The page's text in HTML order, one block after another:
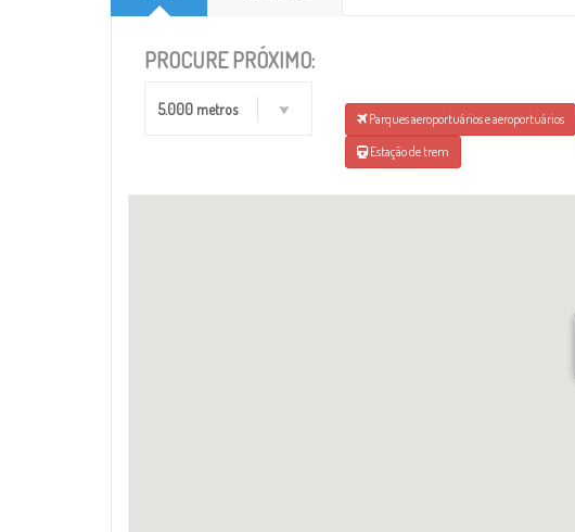
PROCURE PRÓXIMO:
5.000 metros
Parques aeroportuários e aeroportuários
Estação de trem